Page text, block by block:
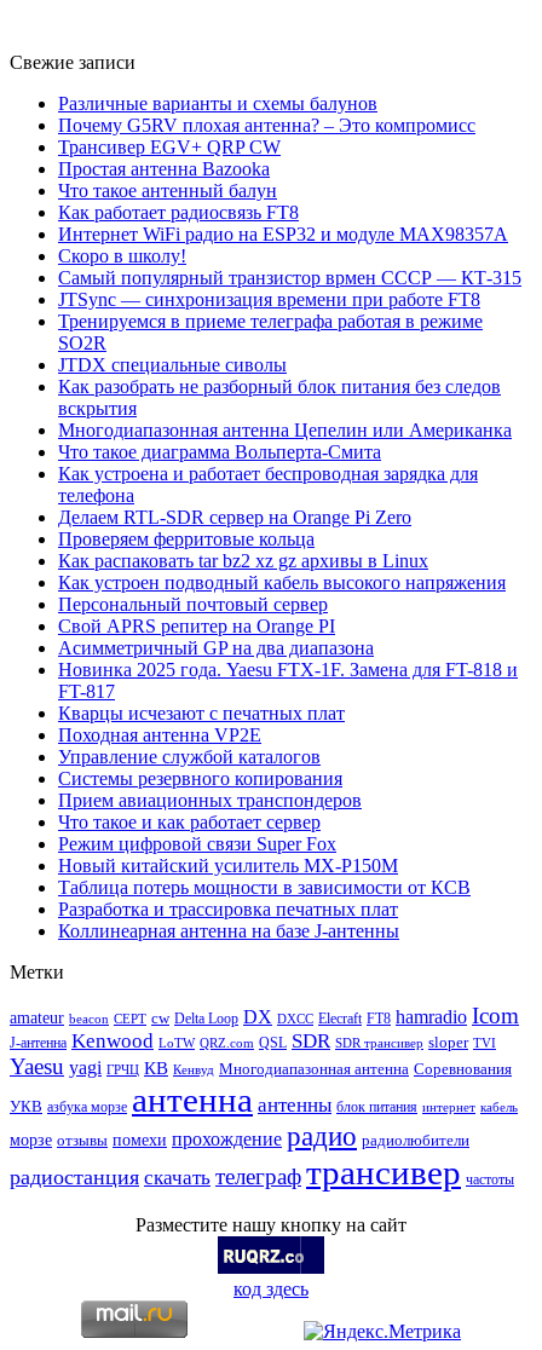
Свежие записи
Различные варианты и схемы балунов
Почему G5RV плохая антенна? – Это компромисс
Трансивер EGV+ QRP CW
Простая антенна Bazooka
Что такое антенный балун
Как работает радиосвязь FT8
Интернет WiFi радио на ESP32 и модуле MAX98357A
Скоро в школу!
Самый популярный транзистор врмен СССР — КТ-315
JTSync — синхронизация времени при работе FT8
Тренируемся в приеме телеграфа работая в режиме
SO2R
JTDX специальные сиволы
Как разобрать не разборный блок питания без следов
вскрытия
Многодиапазонная антенна Цепелин или Американка
Что такое диаграмма Вольперта-Смита
Как устроена и работает беспроводная зарядка для
телефона
Делаем RTL-SDR сервер на Orange Pi Zero
Проверяем ферритовые кольца
Как распаковать tar bz2 xz gz архивы в Linux
Как устроен подводный кабель высокого напряжения
Персональный почтовый сервер
Свой APRS репитер на Orange PI
Асимметричный GP на два диапазона
Новинка 2025 года. Yaesu FTX-1F. Замена для FT-818 и
FT-817
Кварцы исчезают с печатных плат
Походная антенна VP2E
Управление службой каталогов
Системы резервного копирования
Прием авиационных транспондеров
Что такое и как работает сервер
Режим цифровой связи Super Fox
Новый китайский усилитель MX-P150M
Таблица потерь мощности в зависимости от КСВ
Разработка и трассировка печатных плат
Коллинеарная антенна на базе J-антенны
Метки
amateur beacon CEPT cw Delta Loop DX DXCC Elecraft FT8 hamradio Icom
J-антенна Kenwood LoTW QRZ.com QSL SDR SDR трансивер sloper TVI
Yaesu yagi ГРЧЦ КВ Кенвуд Многодиапазонная антенна Соревнования
УКВ азбука морзе антенна антенны блок питания интернет кабель
морзе отзывы помехи прохождение радио радиолюбители
радиостанция скачать телеграфтрансивер частоты
Разместите нашу кнопку на сайт
код здесь